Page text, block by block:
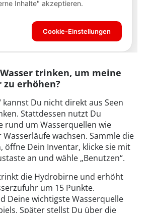
trinken, um meine
zu erhöhen?
kannst Du nicht direkt aus Seen
Stattdessen nutzt Du
rund um Wasserquellen wie
Wasserläufe wachsen. Sammle die
öffne Dein Inventar, klicke sie mit
an und wähle „Benutzen“.
die Hydrobirne und erhöht
um 15 Punkte.
Deine wichtigste Wasserquelle
Später stellst Du über die